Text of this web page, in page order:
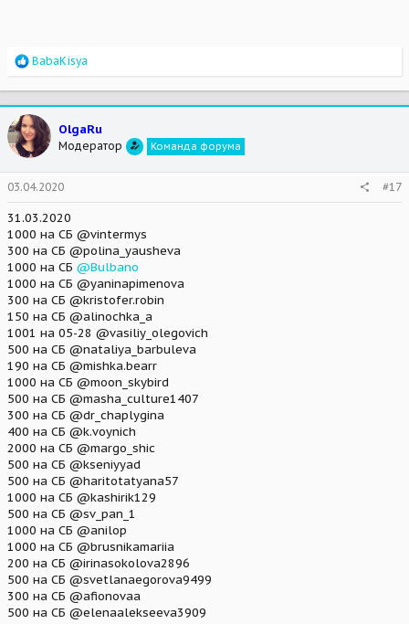
R
a
c
t
i
o
n
s
:
BabaKisya
OlgaRu
Модератор Команда форума
03.04.2020 #17
31.03.2020
1000 на СБ @vintermys
300 на СБ @polina_yausheva
1000 на СБ @Bulbano
1000 на СБ @yaninapimenova
300 на СБ @kristofer.robin
150 на СБ @alinochka_a
1001 на 05-28 @vasiliy_olegovich
500 на СБ @nataliya_barbuleva
190 на СБ @mishka.bearr
1000 на СБ @moon_skybird
500 на СБ @masha_culture1407
300 на СБ @dr_chaplygina
400 на СБ @k.voynich
2000 на СБ @margo_shic
500 на СБ @kseniyyad
500 на СБ @haritotatyana57
1000 на СБ @kashirik129
500 на СБ @sv_pan_1
1000 на СБ @anilop
1000 на СБ @brusnikamariia
200 на СБ @irinasokolova2896
500 на СБ @svetlanaegorova9499
300 на СБ @afionovaa
500 на СБ @elenaalekseeva3909